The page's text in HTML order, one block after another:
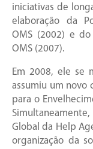
iniciativas de
elaboração da
OMS (2002) e
OMS (2007).
Em 2008, ele se
assumiu um novo
para o
Global da Help
organização da